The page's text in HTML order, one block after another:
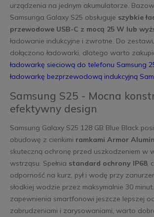
urządzenia na jednym akumulatorze.
Samsunga Galaxy S25 obsługuje szybkie
przewodowe USB-C z mocą 25 W lub
ładowanie indukcyjne i zwrotne. Do
dołączono ładowarki, dlatego warto
ładowarkę sieciową do telefonu Samsung
ładowarkę bezprzewodową indukcyjną
Samsung S25 - Mocna
efektywny design
Samsung Galaxy S25 128 GB Blue Black
obudowę z cienkimi ramkami Armor
skuteczną ochronę przed uszkodzeniem w
wstrząsu. Spełnia standard ochrony IP68,
odporność na kurz, pył i wodę przy
słodkiej wodzie przez maksymalnie 30
zapewnienia smartfonowi jeszcze lepszej
zabrudzeniami i zarysowaniami, warto